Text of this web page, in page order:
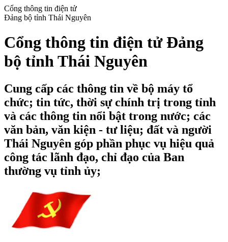
Cổng thông tin điện tử
Đảng bộ tỉnh Thái Nguyên
Cổng thông tin điện tử Đảng
bộ tỉnh Thái Nguyên
Cung cấp các thông tin về bộ máy tổ
chức; tin tức, thời sự chính trị trong tỉnh
và các thông tin nổi bật trong nước; các
văn bản, văn kiện - tư liệu; đất và người
Thái Nguyên góp phần phục vụ hiệu quả
công tác lãnh đạo, chỉ đạo của Ban
thường vụ tỉnh ủy;